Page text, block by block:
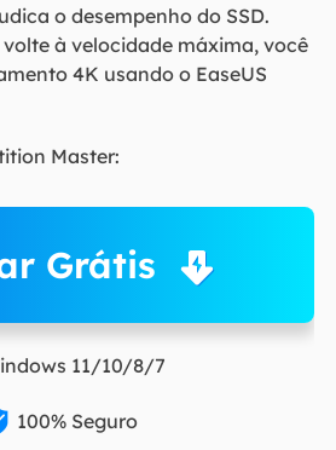
o desempenho do SSD.
volte à velocidade máxima, você
4K usando o EaseUS
Master:
Grátis
11/10/8/7
100% Seguro